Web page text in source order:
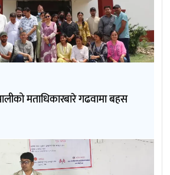
मताधिकारबारे गढवामा बहस